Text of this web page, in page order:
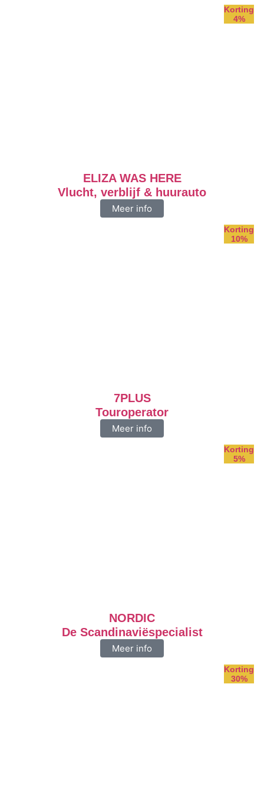
Korting
4%
ELIZA WAS HERE
Vlucht, verblijf & huurauto
Meer info
Korting
10%
7PLUS
Touroperator
Meer info
Korting
5%
NORDIC
De Scandinaviëspecialist
Meer info
Korting
30%